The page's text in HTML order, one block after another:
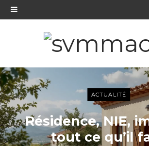
ACTUALITÉ
Résidence, NIE,
tout ce qu’il